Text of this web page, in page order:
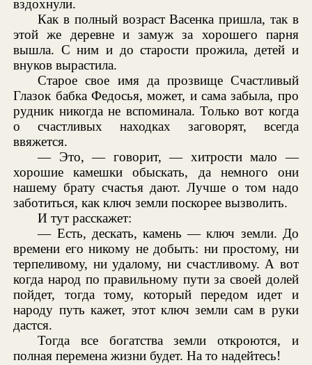
вздохнули.
Как в полный возраст Васенка пришла, так в
этой же деревне и замуж за хорошего парня
вышла. С ним и до старости прожила, детей и
внуков вырастила.
Старое свое имя да прозвище Счастливый
Глазок бабка Федосья, может, и сама забыла, про
рудник никогда не вспоминала. Только вот когда
о счастливых находках заговорят, всегда
ввяжется.
— Это, — говорит, — хитрости мало —
хорошие камешки обыскать, да немного они
нашему брату счастья дают. Лучше о том надо
заботиться, как ключ земли поскорее вызволить.
И тут расскажет:
— Есть, дескать, камень — ключ земли. До
времени его никому не добыть: ни простому, ни
терпеливому, ни удалому, ни счастливому. А вот
когда народ по правильному пути за своей долей
пойдет, тогда тому, который передом идет и
народу путь кажет, этот ключ земли сам в руки
дастся.
Тогда все богатства земли откроются, и
полная перемена жизни будет. На то надейтесь!